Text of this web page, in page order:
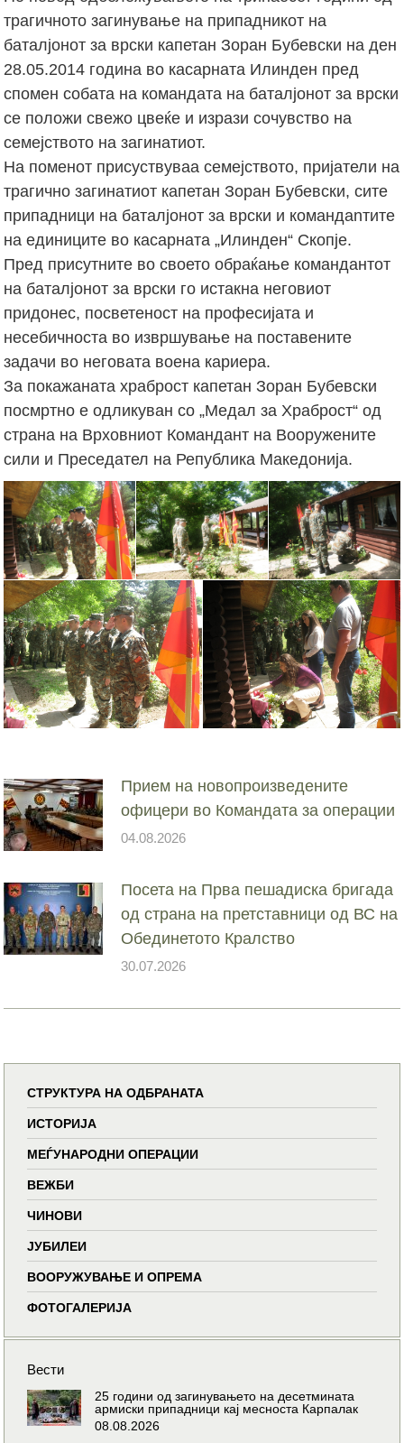
трагичното загинување на припадникот на
баталјонот за врски капетан Зоран Бубевски на ден
28.05.2014 година во касарната Илинден пред
спомен собата на командата на баталјонот за врски
се положи свежо цвеќе и изрази сочувство на
семејството на загинатиот.
На поменот присуствуваа семејството, пријатели на
трагично загинатиот капетан Зоран Бубевски, сите
припадници на баталјонот за врски и командаnтите
на единиците во касарната „Илинден“ Скопје.
Пред присутните во своето обраќање командантот
на баталјонот за врски го истакна неговиот
придонес, посветеност на професијата и
несебичноста во извршување на поставените
задачи во неговата воена кариера.
За покажаната храброст капетан Зоран Бубевски
посмртно е одликуван со „Медал за Храброст“ од
страна на Врховниот Командант на Вооружените
сили и Преседател на Република Македонија.
Прием на новопроизведените
офицери во Командата за операции
04.08.2026
Посета на Прва пешадиска бригада
од страна на претставници од ВС на
Обединетото Кралство
30.07.2026
СТРУКТУРА НА ОДБРАНАТА
ИСТОРИЈА
МЕЃУНАРОДНИ ОПЕРАЦИИ
ВЕЖБИ
ЧИНОВИ
ЈУБИЛЕИ
ВООРУЖУВАЊЕ И ОПРЕМА
ФОТОГАЛЕРИЈА
Вести
25 години од загинувањето на десетмината
армиски припадници кај месноста Карпалак
08.08.2026